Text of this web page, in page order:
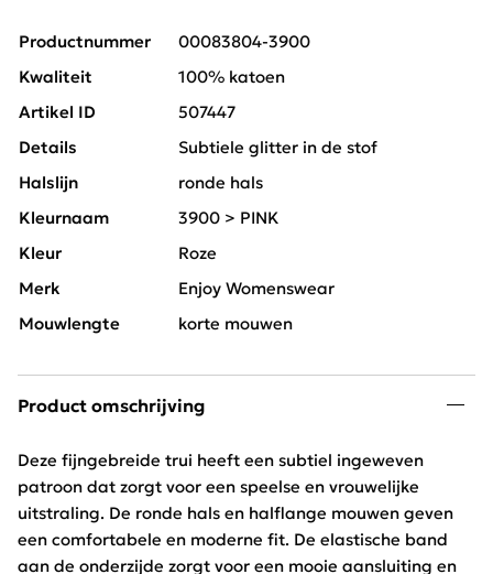
Productnummer
00083804-3900
Kwaliteit
100% katoen
Artikel ID
507447
Details
Subtiele glitter in de stof
Halslijn
ronde hals
Kleurnaam
3900 > PINK
Kleur
Roze
Merk
Enjoy Womenswear
Mouwlengte
korte mouwen
Product omschrijving
Deze fijngebreide trui heeft een subtiel ingeweven
patroon dat zorgt voor een speelse en vrouwelijke
uitstraling. De ronde hals en halflange mouwen geven
een comfortabele en moderne fit. De elastische band
aan de onderzijde zorgt voor een mooie aansluiting en